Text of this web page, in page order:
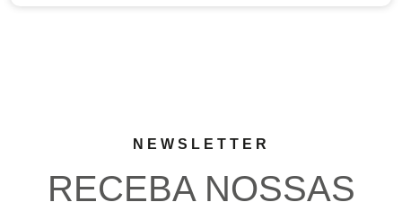
NEWSLETTER
RECEBA NOSSAS